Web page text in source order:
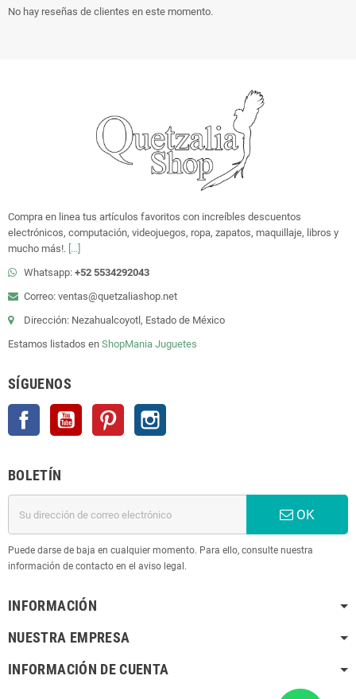
No hay reseñas de clientes en este momento.
Compra en linea tus artículos favoritos con increíbles descuentos
electrónicos, computación, videojuegos, ropa, zapatos, maquillaje, libros y
mucho más!. [...]
Whatsapp: +52 5534292043
Correo: ventas@quetzaliashop.net
Dirección: Nezahualcoyotl, Estado de México
Estamos listados en ShopMania Juguetes
SÍGUENOS
Facebook YouTube Pinterest
BOLETÍN
OK
Puede darse de baja en cualquier momento. Para ello, consulte nuestra
información de contacto en el aviso legal.
INFORMACIÓN
NUESTRA EMPRESA
INFORMACIÓN DE CUENTA